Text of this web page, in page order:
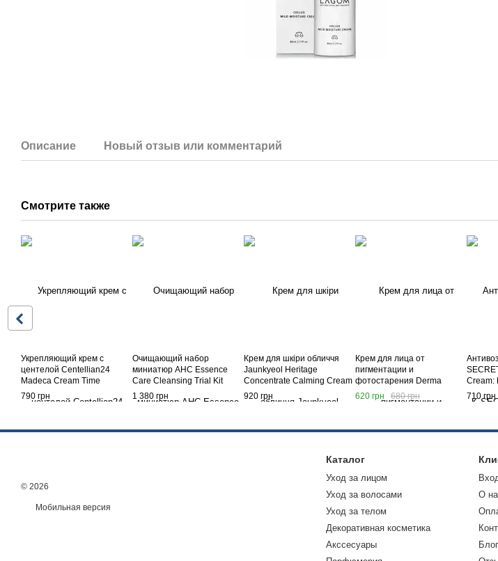
Описание Новый отзыв или комментарий
Смотрите также
Укрепляющий крем с
центелой Centellian24
Madeca Cream Time
Reverse 50 мл
790 грн
Очищающий набор
миниатюр AHC Essence
Care Cleansing Trial Kit
(Oil+Water+Foam)
1 380 грн
Крем для шкіри обличчя
Jaunkyeol Heritage
Concentrate Calming Cream
50ml
920 грн
Крем для лица от
пигментации и
фотостарения Derma
Factory Tranexamic Acid 6%
Cream
620 грн 680 грн
Cream:
+
710 грн
© 2026
Мобильная версия
Каталог
Уход за лицом
Уход за волосами
Уход за телом
Декоративная косметика
Акссесуары
О
Блог